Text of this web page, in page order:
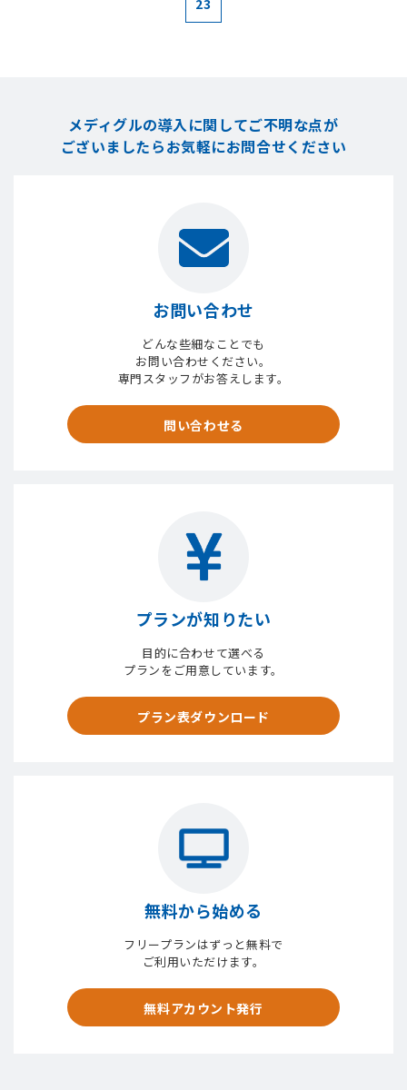
23
メディグルの導入に関してご不明な点が
ございましたらお気軽にお問合せください
お問い合わせ
どんな些細なことでも
お問い合わせください。
専門スタッフがお答えします。
問い合わせる
プランが知りたい
目的に合わせて選べる
プランをご用意しています。
プラン表ダウンロード
無料から始める
フリープランはずっと無料で
ご利用いただけます。
無料アカウント発行